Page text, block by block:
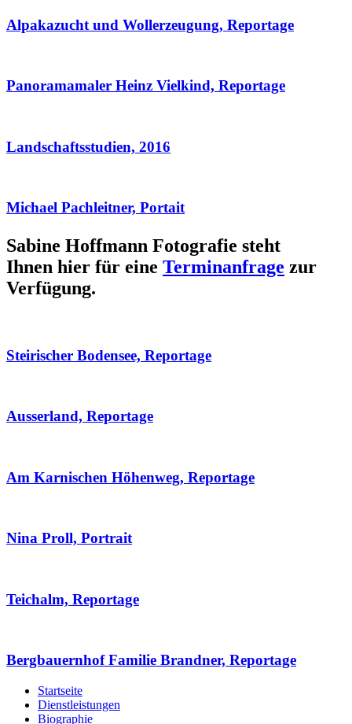
Alpakazucht und Wollerzeugung, Reportage
Panoramamaler Heinz Vielkind, Reportage
Landschaftsstudien, 2016
Michael Pachleitner, Portait
Sabine Hoffmann Fotografie steht
Ihnen hier für eine Terminanfrage zur
Verfügung.
Steirischer Bodensee, Reportage
Ausserland, Reportage
Am Karnischen Höhenweg, Reportage
Nina Proll, Portrait
Teichalm, Reportage
Bergbauernhof Familie Brandner, Reportage
Startseite
Dienstleistungen
Biographie